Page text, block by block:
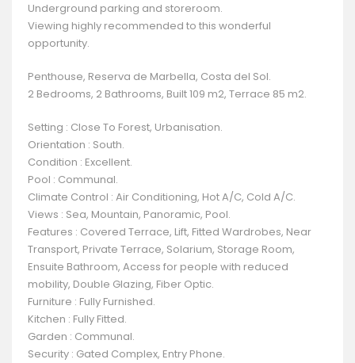
Underground parking and storeroom.
Viewing highly recommended to this wonderful
opportunity.
Penthouse, Reserva de Marbella, Costa del Sol.
2 Bedrooms, 2 Bathrooms, Built 109 m2, Terrace 85 m2.
Setting : Close To Forest, Urbanisation.
Orientation : South.
Condition : Excellent.
Pool : Communal.
Climate Control : Air Conditioning, Hot A/C, Cold A/C.
Views : Sea, Mountain, Panoramic, Pool.
Features : Covered Terrace, Lift, Fitted Wardrobes, Near
Transport, Private Terrace, Solarium, Storage Room,
Ensuite Bathroom, Access for people with reduced
mobility, Double Glazing, Fiber Optic.
Furniture : Fully Furnished.
Kitchen : Fully Fitted.
Garden : Communal.
Security : Gated Complex, Entry Phone.